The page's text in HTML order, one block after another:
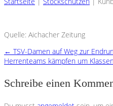
Quelle: Aichacher Zeitung
← TSV-Damen auf Weg zur
Herrenteams kämpfen um
Schreibe einen